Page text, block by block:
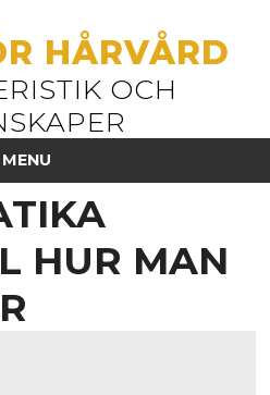
HÅRVÅRD
OCH
MENU
HUR MAN